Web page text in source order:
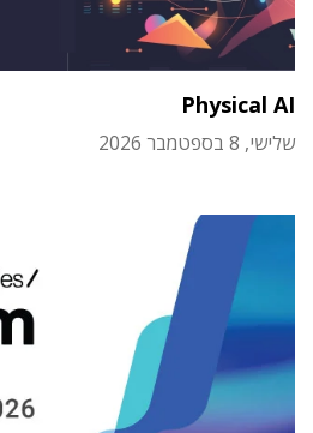
Physical AI
שלישי, 8 בספטמבר 2026